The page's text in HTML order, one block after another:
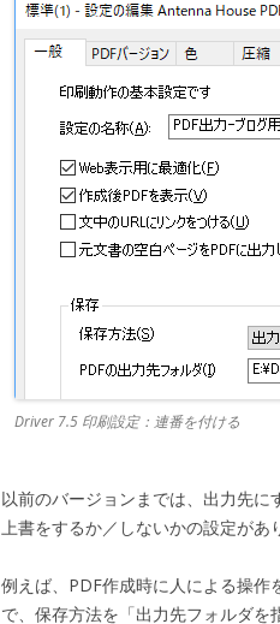
Driver 7.5 印刷設定：連番を付ける
以前のバージョンまでは、出力先に
上書をするか／しないかの設定があ
例えば、PDF作成時に人による操
で、保存方法を「出力先フォルダ